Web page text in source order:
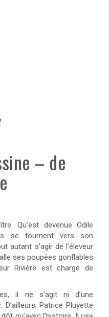
– de
Qu’est devenue Odile
se tournent vers son
autant s’agir de l’éleveur
ses poupées gonflables
Rivière est chargé de
il ne s’agit ni d’une
D’ailleurs, Patrice Pluyette